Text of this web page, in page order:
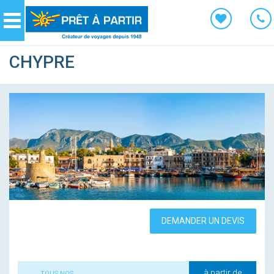
Navigation
CHYPRE
DEMANDER UN DEVIS
Panneau de gestion des cookies